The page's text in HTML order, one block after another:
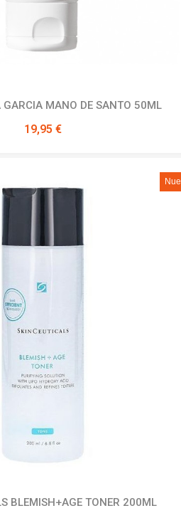
Ver producto
GARCIA MANO DE SANTO 50ML
19,95 €
Ver producto
BLEMISH+AGE TONER 200ML